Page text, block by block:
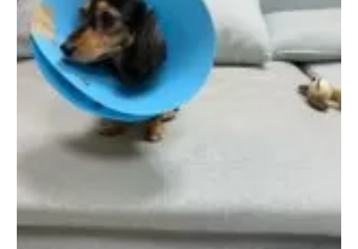
施設案内 診療実績